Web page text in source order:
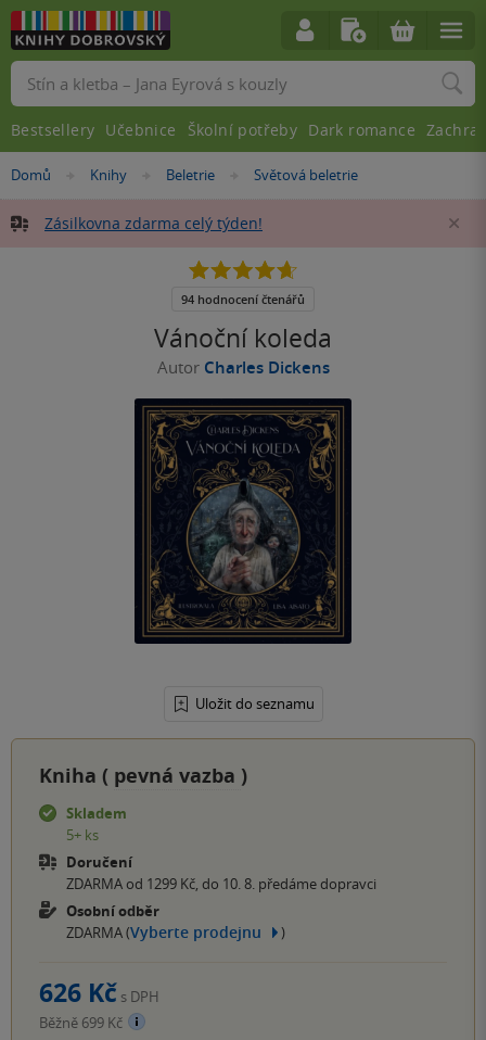
Nacházíte
zde:
Domů »
Knihy »
Beletrie »
Světová beletrie
Zásilkovna zdarma celý týden!
Vánoční koleda
Autor Charles Dickens
Uložit do seznamu
4.7
5
94 hodnocení čtenářů
Kniha ( pevná vazba )
Skladem
5+ ks
Doručení
ZDARMA od 1299 Kč, do 10. 8. předáme dopravci
Osobní odběr
ZDARMA (Vyberte prodejnu )
626 Kč s DPH
Běžně 699 Kč
Vyhledávání
Bestsellery Učebnice Školní potřeby Dark romance